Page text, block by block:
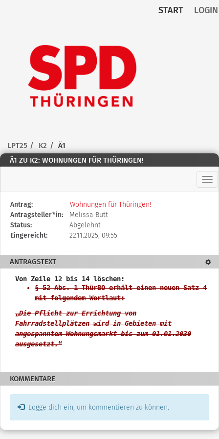
START LOGIN
Startseite
LPT25 K2
Ä1
Ä1 ZU K2: WOHNUNGEN FÜR THÜRINGEN!
Diese
Tabelle
beschreibt
den
die
Antragstellerin
und
verschiedene
Rahmendaten
Änderungsantrag
Antrag:
Wohnungen für Thüringen!
Antragsteller*in:
Melissa Butt
Status:
Abgelehnt
Eingereicht:
22.11.2025, 09:55
ANTRAGSTEXT
Von Zeile 12 bis 14 löschen:
§ 52 Abs. 1 ThürBO erhält einen neuen Satz 4
mit folgendem Wortlaut:
„Die Pflicht zur Errichtung von
Fahrradstellplätzen wird in Gebieten mit
angespanntem Wohnungsmarkt bis zum 01.01.2030
ausgesetzt.“
KOMMENTARE
Logge dich ein, um kommentieren zu können.